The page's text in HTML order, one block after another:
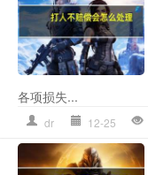
各项损失...
dr 12-25